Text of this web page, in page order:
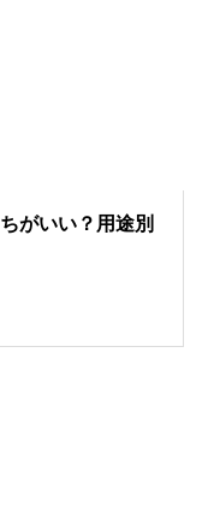
がいい？用途別